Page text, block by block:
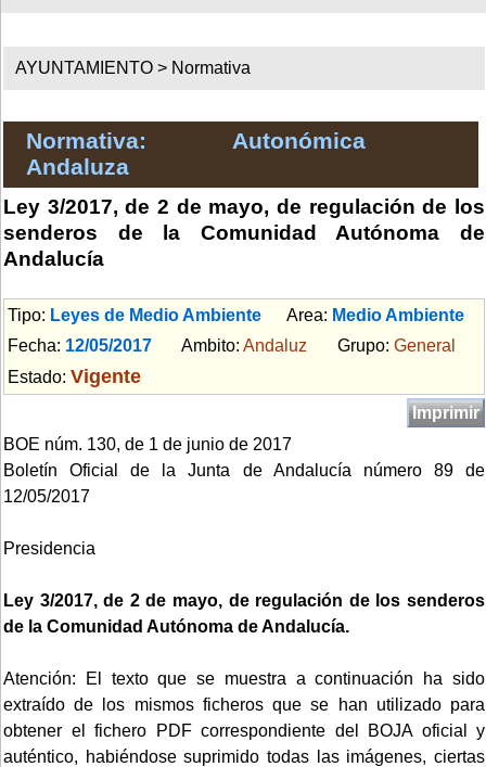
AYUNTAMIENTO > Normativa
Normativa: Autonómica
Andaluza
Ley 3/2017, de 2 de mayo, de regulación de los
senderos de la Comunidad Autónoma de
Andalucía
Tipo: Leyes de Medio Ambiente Area: Medio Ambiente
Fecha: 12/05/2017 Ambito: Andaluz Grupo: General
Estado: Vigente
Imprimir
BOE núm. 130, de 1 de junio de 2017
Boletín Oficial de la Junta de Andalucía número 89 de
12/05/2017
Presidencia
Ley 3/2017, de 2 de mayo, de regulación de los senderos
de la Comunidad Autónoma de Andalucía.
Atención: El texto que se muestra a continuación ha sido
extraído de los mismos ficheros que se han utilizado para
obtener el fichero PDF correspondiente del BOJA oficial y
auténtico, habiéndose suprimido todas las imágenes, ciertas